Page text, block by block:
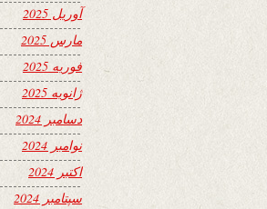
آوریل 2025
مارس 2025
فوریه 2025
ژانویه 2025
دسامبر 2024
نوامبر 2024
اکتبر 2024
سپتامبر 2024